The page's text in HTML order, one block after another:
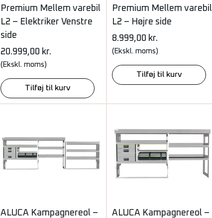
Premium Mellem varebil
L2 – Elektriker Venstre
side
20.999,00 kr.
(Ekskl. moms)
Tilføj til kurv
Premium Mellem varebil
L2 – Højre side
8.999,00 kr.
(Ekskl. moms)
Tilføj til kurv
ALUCA Kampagnereol –
ALUCA Kampagnereol –